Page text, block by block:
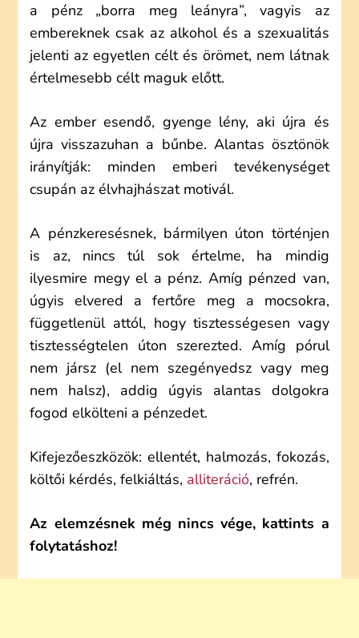
a pénz „borra meg leányra”, vagyis az
embereknek csak az alkohol és a szexualitás
jelenti az egyetlen célt és örömet, nem látnak
értelmesebb célt maguk előtt.
Az ember esendő, gyenge lény, aki újra és
újra visszazuhan a bűnbe. Alantas ösztönök
irányítják: minden emberi tevékenységet
csupán az élvhajhászat motivál.
A pénzkeresésnek, bármilyen úton történjen
is az, nincs túl sok értelme, ha mindig
ilyesmire megy el a pénz. Amíg pénzed van,
úgyis elvered a fertőre meg a mocsokra,
függetlenül attól, hogy tisztességesen vagy
tisztességtelen úton szerezted. Amíg pórul
nem jársz (el nem szegényedsz vagy meg
nem halsz), addig úgyis alantas dolgokra
fogod elkölteni a pénzedet.
Kifejezőeszközök: ellentét, halmozás, fokozás,
költői kérdés, felkiáltás, alliteráció, refrén.
Az elemzésnek még nincs vége, kattints a
folytatáshoz!